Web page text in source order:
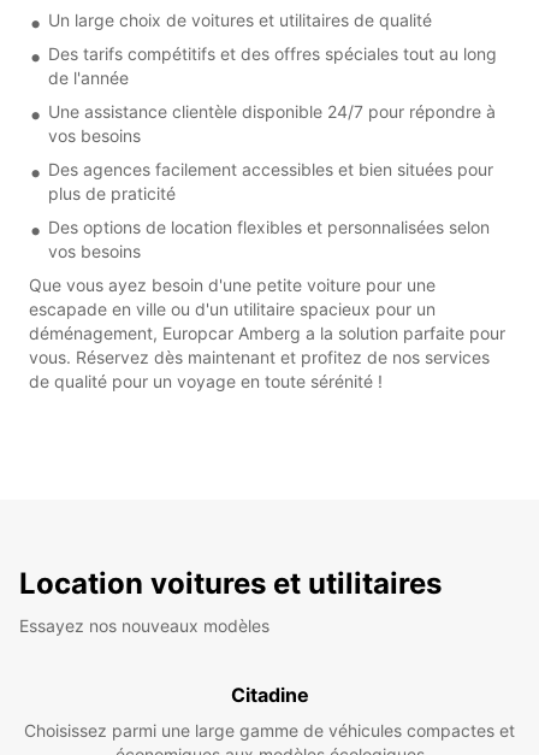
Un large choix de voitures et utilitaires de qualité
Des tarifs compétitifs et des offres spéciales tout au long
de l'année
Une assistance clientèle disponible 24/7 pour répondre à
vos besoins
Des agences facilement accessibles et bien situées pour
plus de praticité
Des options de location flexibles et personnalisées selon
vos besoins
Que vous ayez besoin d'une petite voiture pour une
escapade en ville ou d'un utilitaire spacieux pour un
déménagement, Europcar Amberg a la solution parfaite pour
vous. Réservez dès maintenant et profitez de nos services
de qualité pour un voyage en toute sérénité !
Location voitures et utilitaires
Essayez nos nouveaux modèles
Citadine
Choisissez parmi une large gamme de véhicules compactes et